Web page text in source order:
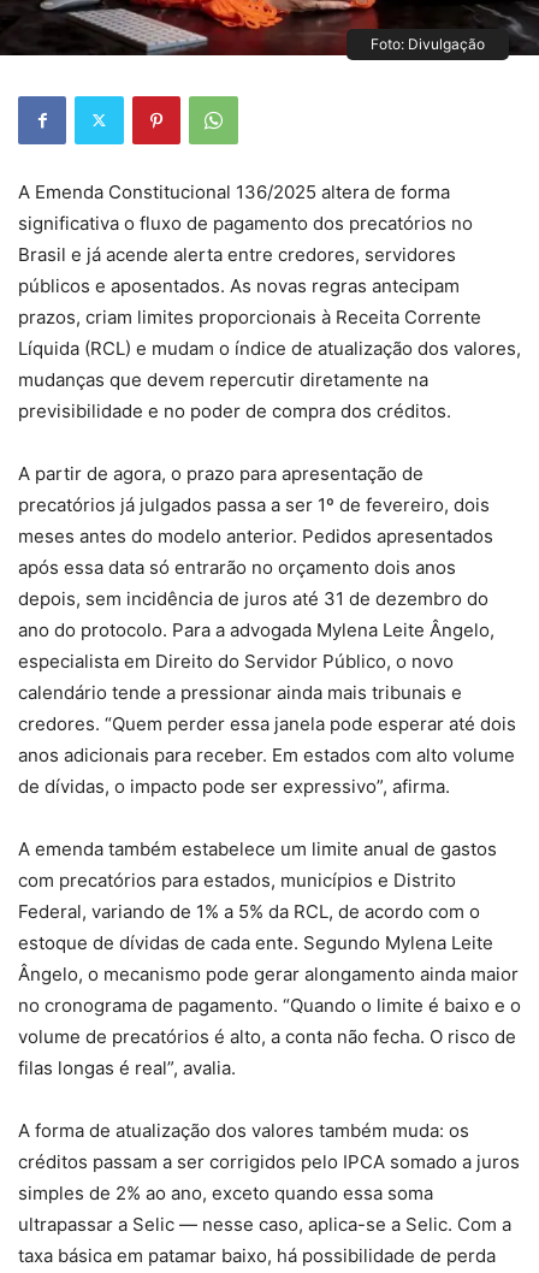
Foto: Divulgação
A Emenda Constitucional 136/2025 altera de forma
significativa o fluxo de pagamento dos precatórios no
Brasil e já acende alerta entre credores, servidores
públicos e aposentados. As novas regras antecipam
prazos, criam limites proporcionais à Receita Corrente
Líquida (RCL) e mudam o índice de atualização dos valores,
mudanças que devem repercutir diretamente na
previsibilidade e no poder de compra dos créditos.
A partir de agora, o prazo para apresentação de
precatórios já julgados passa a ser 1º de fevereiro, dois
meses antes do modelo anterior. Pedidos apresentados
após essa data só entrarão no orçamento dois anos
depois, sem incidência de juros até 31 de dezembro do
ano do protocolo. Para a advogada Mylena Leite Ângelo,
especialista em Direito do Servidor Público, o novo
calendário tende a pressionar ainda mais tribunais e
credores. “Quem perder essa janela pode esperar até dois
anos adicionais para receber. Em estados com alto volume
de dívidas, o impacto pode ser expressivo”, afirma.
A emenda também estabelece um limite anual de gastos
com precatórios para estados, municípios e Distrito
Federal, variando de 1% a 5% da RCL, de acordo com o
estoque de dívidas de cada ente. Segundo Mylena Leite
Ângelo, o mecanismo pode gerar alongamento ainda maior
no cronograma de pagamento. “Quando o limite é baixo e o
volume de precatórios é alto, a conta não fecha. O risco de
filas longas é real”, avalia.
A forma de atualização dos valores também muda: os
créditos passam a ser corrigidos pelo IPCA somado a juros
simples de 2% ao ano, exceto quando essa soma
ultrapassar a Selic — nesse caso, aplica-se a Selic. Com a
taxa básica em patamar baixo, há possibilidade de perda